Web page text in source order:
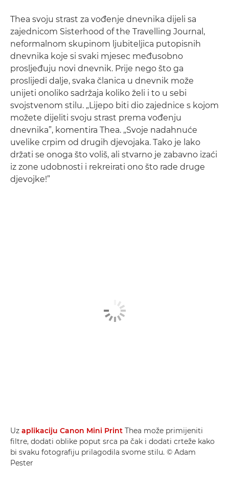
Thea svoju strast za vođenje dnevnika dijeli sa
zajednicom Sisterhood of the Travelling Journal,
neformalnom skupinom ljubiteljica putopisnih
dnevnika koje si svaki mjesec međusobno
prosljeđuju novi dnevnik. Prije nego što ga
proslijedi dalje, svaka članica u dnevnik može
unijeti onoliko sadržaja koliko želi i to u sebi
svojstvenom stilu. „Lijepo biti dio zajednice s kojom
možete dijeliti svoju strast prema vođenju
dnevnika”, komentira Thea. „Svoje nadahnuće
uvelike crpim od drugih djevojaka. Tako je lako
držati se onoga što voliš, ali stvarno je zabavno izaći
iz zone udobnosti i rekreirati ono što rade druge
djevojke!”
Uz aplikaciju Canon Mini Print Thea može primijeniti
filtre, dodati oblike poput srca pa čak i dodati crteže kako
bi svaku fotografiju prilagodila svome stilu. © Adam
Pester